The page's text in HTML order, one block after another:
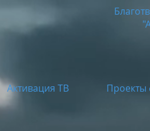
Активация ТВ Проекты